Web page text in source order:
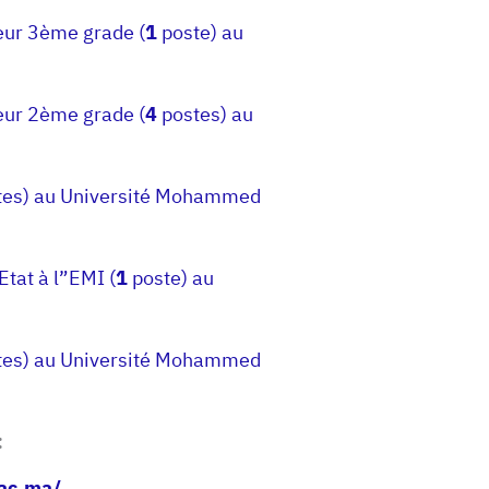
3ème grade (1poste) au
2ème grade (4postes) au
au Université Mohammed
à l”EMI (1poste) au
au Université Mohammed